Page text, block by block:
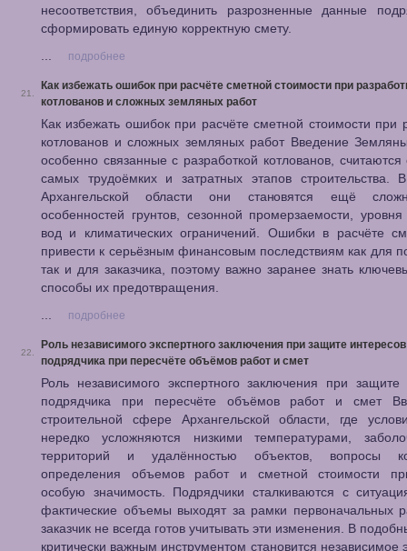
несоответствия, объединить разрозненные данные
сформировать единую корректную смету.
...
подробнее
21.
Как избежать ошибок при расчёте сметной стоимости при
котлованов и сложных земляных работ
Как избежать ошибок при расчёте сметной стоимости при
котлованов и сложных земляных работ Введение
особенно связанные с разработкой котлованов,
самых трудоёмких и затратных этапов строительства.
Архангельской области они становятся ещё
особенностей грунтов, сезонной промерзаемости, уровня
вод и климатических ограничений. Ошибки в расчёте
привести к серьёзным финансовым последствиям как для
так и для заказчика, поэтому важно заранее знать
способы их предотвращения.
...
подробнее
22.
Роль независимого экспертного заключения при защите интересов
подрядчика при пересчёте объёмов работ и смет
Роль независимого экспертного заключения при защите
подрядчика при пересчёте объёмов работ и смет
строительной сфере Архангельской области, где
нередко усложняются низкими температурами,
территорий и удалённостью объектов, вопросы
определения объемов работ и сметной стоимости
особую значимость. Подрядчики сталкиваются с
фактические объемы выходят за рамки первоначальных
заказчик не всегда готов учитывать эти изменения. В
критически важным инструментом становится независимое